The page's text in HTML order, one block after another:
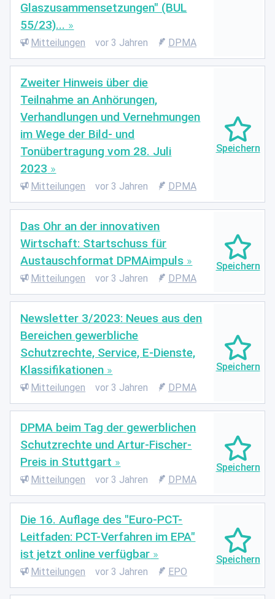
Glaszusammensetzungen" (BUL
55/23)...
Mitteilungen vor 3 Jahren DPMA
Zweiter Hinweis über die
Teilnahme an Anhörungen,
Verhandlungen und Vernehmungen
im Wege der Bild- und
Tonübertragung vom 28. Juli
2023
Mitteilungen vor 3 Jahren DPMA
Das Ohr an der innovativen
Wirtschaft: Startschuss für
Austauschformat DPMAimpuls
Mitteilungen vor 3 Jahren DPMA
Newsletter 3/2023: Neues aus den
Bereichen gewerbliche
Schutzrechte, Service, E-Dienste,
Klassifikationen
Mitteilungen vor 3 Jahren DPMA
DPMA beim Tag der gewerblichen
Schutzrechte und Artur-Fischer-
Preis in Stuttgart
Mitteilungen vor 3 Jahren DPMA
Die 16. Auflage des "Euro-PCT-
Leitfaden: PCT-Verfahren im EPA"
ist jetzt online verfügbar
Mitteilungen vor 3 Jahren EPO